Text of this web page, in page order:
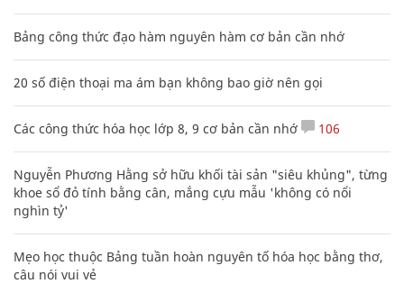
Bảng công thức đạo hàm nguyên hàm cơ bản cần nhớ
20 số điện thoại ma ám bạn không bao giờ nên gọi
Các công thức hóa học lớp 8, 9 cơ bản cần nhớ 106
Nguyễn Phương Hằng sở hữu khối tài sản "siêu khủng", từng
khoe sổ đỏ tính bằng cân, mắng cựu mẫu 'không có nổi
nghìn tỷ'
Mẹo học thuộc Bảng tuần hoàn nguyên tố hóa học bằng thơ,
câu nói vui vẻ